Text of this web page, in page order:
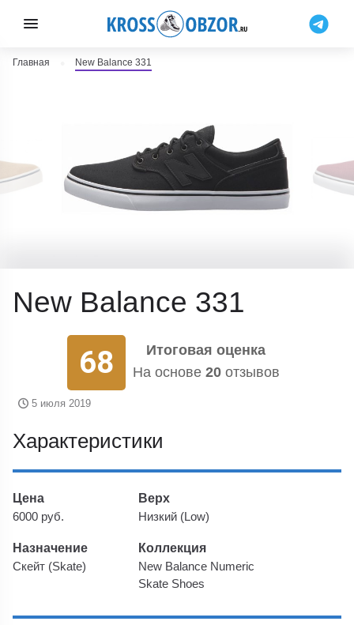
Главная New Balance 331
New Balance 331
68
Итоговая оценка
На основе 20отзывов
5 июля 2019
Характеристики
Цена
6000 руб.
Верх
Низкий (Low)
Назначение
Скейт (Skate)
Коллекция
New Balance Numeric
Skate Shoes